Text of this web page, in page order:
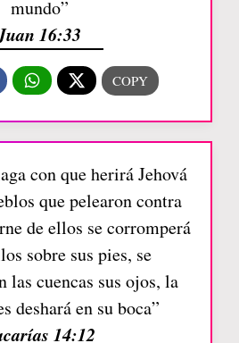
mundo”
16:33
con que herirá Jehová
que pelearon contra
de ellos se corromperá
sobre sus pies, se
las cuencas sus ojos, la
deshará en su boca”
14:12